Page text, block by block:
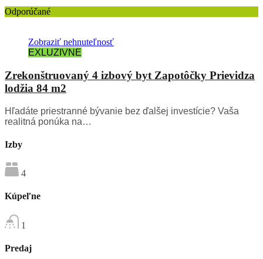
Odporúčané
Zobraziť nehnuteľnosť
EXLUZIVNE
Zrekonštruovaný 4 izbový byt Zapotôčky Prievidza
lodžia 84 m2
Hľadáte priestranné bývanie bez ďalšej investície? Vaša
realitná ponúka na…
Izby
4
Kúpeľne
1
Predaj